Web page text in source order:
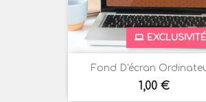
Fond D'écran
Prix
1,00 €